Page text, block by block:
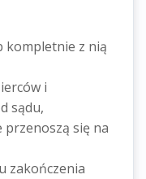
kompletnie z nią
i
sądu,
się na
zakończenia